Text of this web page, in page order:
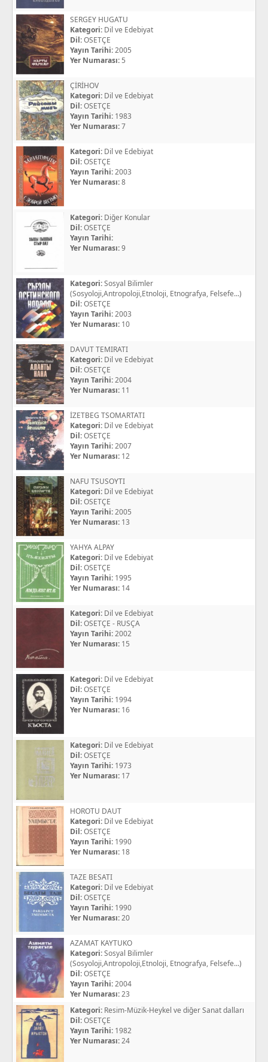
SERGEY HUGATU
Kategori: Dil ve Edebiyat
Dil:OSETÇE
Yayın Tarihi:2005
Yer Numarası: 5
ÇİRİHOV
Kategori: Dil ve Edebiyat
Dil:OSETÇE
Yayın Tarihi: 1983
Yer Numarası:7
Kategori: Dil ve Edebiyat
Dil:OSETÇE
Yayın Tarihi:2003
Yer Numarası:8
Kategori: Diğer Konular
Dil:OSETÇE
Yayın Tarihi:
Yer Numarası:9
Kategori:Sosyal Bilimler
(Sosyoloji,Antropoloji,Etnoloji, Etnografya, Felsefe...)
Dil:OSETÇE
Yayın Tarihi:2003
Yer Numarası: 10
DAVUT TEMIRATI
Kategori: Dil ve Edebiyat
Dil:OSETÇE
Yayın Tarihi:2004
Yer Numarası: 11
İZETBEG TSOMARTATI
Kategori: Dil ve Edebiyat
Dil:OSETÇE
Yayın Tarihi:2007
Yer Numarası: 12
NAFU TSUSOYTI
Kategori: Dil ve Edebiyat
Dil:OSETÇE
Yayın Tarihi:2005
Yer Numarası: 13
YAHYA ALPAY
Kategori: Dil ve Edebiyat
Dil:OSETÇE
Yayın Tarihi: 1995
Yer Numarası: 14
Kategori: Dil ve Edebiyat
Dil:OSETÇE - RUSÇA
Yayın Tarihi:2002
Yer Numarası: 15
Kategori: Dil ve Edebiyat
Dil:OSETÇE
Yayın Tarihi: 1994
Yer Numarası: 16
Kategori: Dil ve Edebiyat
Dil:OSETÇE
Yayın Tarihi: 1973
Yer Numarası: 17
HOROTU DAUT
Kategori: Dil ve Edebiyat
Dil:OSETÇE
Yayın Tarihi: 1990
Yer Numarası: 18
TAZE BESATI
Kategori: Dil ve Edebiyat
Dil:OSETÇE
Yayın Tarihi: 1990
Yer Numarası:20
AZAMAT KAYTUKO
Kategori:Sosyal Bilimler
(Sosyoloji,Antropoloji,Etnoloji, Etnografya, Felsefe...)
Dil:OSETÇE
Yayın Tarihi:2004
Yer Numarası:23
Kategori: Resim-Müzik-Heykel ve diğer Sanat dalları
Dil:OSETÇE
Yayın Tarihi: 1982
Yer Numarası:24